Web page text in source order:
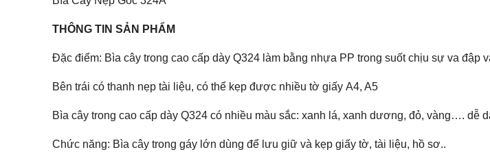
THÔNG TIN SẢN PHẨM
Đặc điểm: Bìa cây trong cao cấp dày Q324 làm bằng nhựa PP trong suốt chịu sự va đập
Bên trái có thanh nẹp tài liệu, có thể kẹp được nhiều tờ giấy A4, A5
Bìa cây trong cao cấp dày Q324 có nhiều màu sắc: xanh lá, xanh dương, đỏ, vàng…. dễ
Chức năng: Bìa cây trong gáy lớn dùng để lưu giữ và kẹp giấy tờ, tài liệu, hồ sơ..